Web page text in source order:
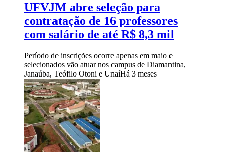
UFVJM abre seleção para
contratação de 16 professores
com salário de até R$ 8,3 mil
Período de inscrições ocorre apenas em maio e
selecionados vão atuar nos campus de Diamantina,
Janaúba, Teófilo Otoni e UnaíHá 3 meses